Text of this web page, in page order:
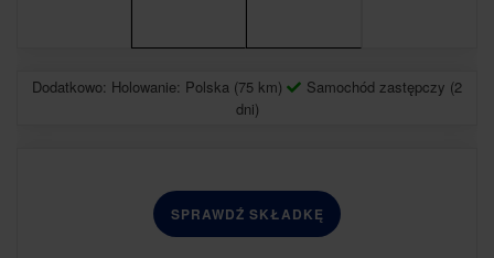
Dodatkowo: Holowanie: Polska (75 km)
Samochód zastępczy (2
dni)
SPRAWDŹ SKŁADKĘ